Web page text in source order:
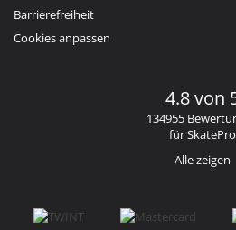
Barrierefreiheit
Cookies anpassen
4.8 von
134955
für SkatePro
Alle zeigen